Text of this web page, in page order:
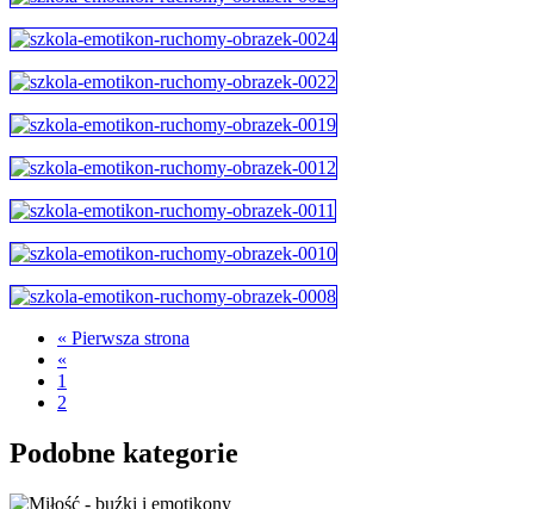
« Pierwsza strona
«
1
2
Podobne kategorie